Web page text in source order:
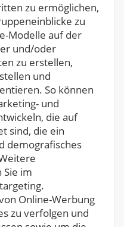
zu ermöglichen,
zu
Modelle auf der
und/oder
zu erstellen,
und
So können
und
die auf
sind, die ein
demografisches
im
Online-Werbung
zu verfolgen und